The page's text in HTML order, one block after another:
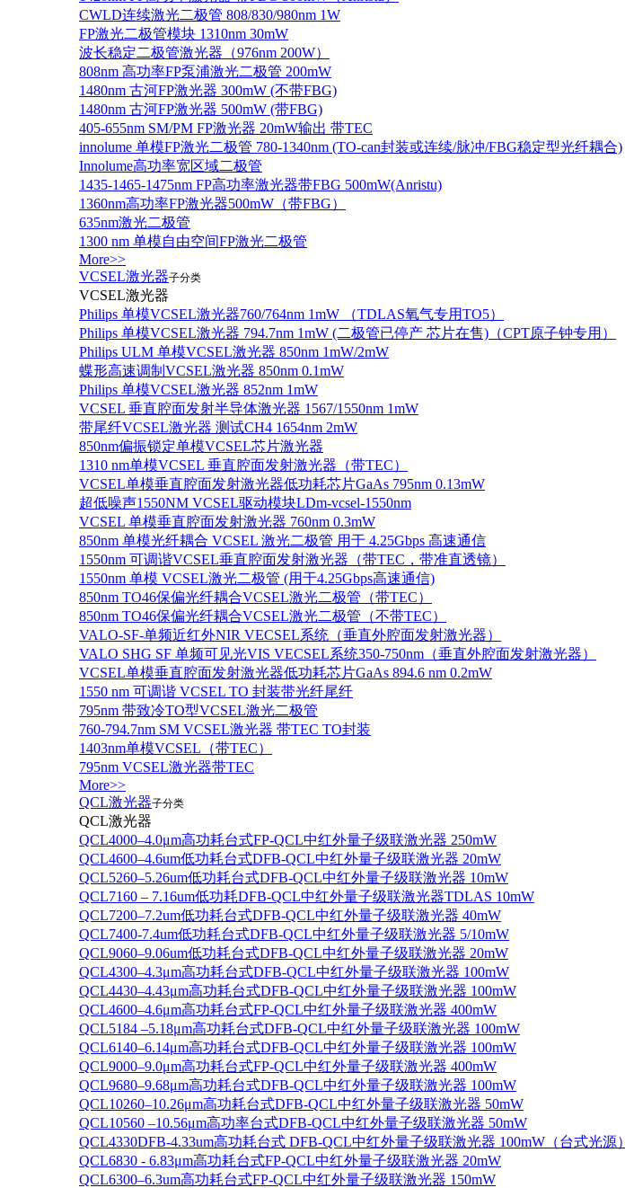
CWLD连续激光二极管 808/830/980nm 1W
FP激光二极管模块 1310nm 30mW
波长稳定二极管激光器（976nm 200W）
808nm 高功率FP泵浦激光二极管 200mW
1480nm 古河FP激光器 300mW (不带FBG)
1480nm 古河FP激光器 500mW (带FBG)
405-655nm SM/PM FP激光器 20mW输出 带TEC
innolume 单模FP激光二极管 780-1340nm (TO-can封装或连续/脉冲/FBG稳定型光纤耦合)
Innolume高功率宽区域二极管
1435-1465-1475nm FP高功率激光器带FBG 500mW(Anristu)
1360nm高功率FP激光器500mW（带FBG）
635nm激光二极管
1300 nm 单模自由空间FP激光二极管
More>>
VCSEL激光器子分类
VCSEL激光器
Philips 单模VCSEL激光器760/764nm 1mW （TDLAS氧气专用TO5）
Philips 单模VCSEL激光器 794.7nm 1mW (二极管已停产 芯片在售)（CPT原子钟专用）
Philips ULM 单模VCSEL激光器 850nm 1mW/2mW
蝶形高速调制VCSEL激光器 850nm 0.1mW
Philips 单模VCSEL激光器 852nm 1mW
VCSEL 垂直腔面发射半导体激光器 1567/1550nm 1mW
带尾纤VCSEL激光器 测试CH4 1654nm 2mW
850nm偏振锁定单模VCSEL芯片激光器
1310 nm单模VCSEL 垂直腔面发射激光器（带TEC）
VCSEL单模垂直腔面发射激光器低功耗芯片GaAs 795nm 0.13mW
超低噪声1550NM VCSEL驱动模块LDm-vcsel-1550nm
VCSEL 单模垂直腔面发射激光器 760nm 0.3mW
850nm 单模光纤耦合 VCSEL 激光二极管 用于 4.25Gbps 高速通信
1550nm 可调谐VCSEL垂直腔面发射激光器（带TEC，带准直透镜）
1550nm 单模 VCSEL激光二极管 (用于4.25Gbps高速通信)
850nm TO46保偏光纤耦合VCSEL激光二极管（带TEC）
850nm TO46保偏光纤耦合VCSEL激光二极管（不带TEC）
VALO-SF-单频近红外NIR VECSEL系统（垂直外腔面发射激光器）
VALO SHG SF 单频可见光VIS VECSEL系统350-750nm（垂直外腔面发射激光器）
VCSEL单模垂直腔面发射激光器低功耗芯片GaAs 894.6 nm 0.2mW
1550 nm 可调谐 VCSEL TO 封装带光纤尾纤
795nm 带致冷TO型VCSEL激光二极管
760-794.7nm SM VCSEL激光器 带TEC TO封装
1403nm单模VCSEL（带TEC）
795nm VCSEL激光器带TEC
More>>
QCL激光器子分类
QCL激光器
QCL4000–4.0μm高功耗台式FP-QCL中红外量子级联激光器 250mW
QCL4600–4.6um低功耗台式DFB-QCL中红外量子级联激光器 20mW
QCL5260–5.26um低功耗台式DFB-QCL中红外量子级联激光器 10mW
QCL7160 – 7.16um低功耗DFB-QCL中红外量子级联激光器TDLAS 10mW
QCL7200–7.2um低功耗台式DFB-QCL中红外量子级联激光器 40mW
QCL7400-7.4um低功耗台式DFB-QCL中红外量子级联激光器 5/10mW
QCL9060–9.06um低功耗台式DFB-QCL中红外量子级联激光器 20mW
QCL4300–4.3μm高功耗台式DFB-QCL中红外量子级联激光器 100mW
QCL4430–4.43μm高功耗台式DFB-QCL中红外量子级联激光器 100mW
QCL4600–4.6μm高功耗台式FP-QCL中红外量子级联激光器 400mW
QCL5184 –5.18μm高功耗台式DFB-QCL中红外量子级联激光器 100mW
QCL6140–6.14μm高功耗台式DFB-QCL中红外量子级联激光器 100mW
QCL9000–9.0μm高功耗台式FP-QCL中红外量子级联激光器 400mW
QCL9680–9.68μm高功耗台式DFB-QCL中红外量子级联激光器 100mW
QCL10260–10.26μm高功耗台式DFB-QCL中红外量子级联激光器 50mW
QCL10560 –10.56μm高功率台式DFB-QCL中红外量子级联激光器 50mW
QCL4330DFB-4.33um高功耗台式 DFB-QCL中红外量子级联激光器 100mW（台式光源）
QCL6830 - 6.83μm高功耗台式FP-QCL中红外量子级联激光器 20mW
QCL6300–6.3um高功耗台式FP-QCL中红外量子级联激光器 150mW